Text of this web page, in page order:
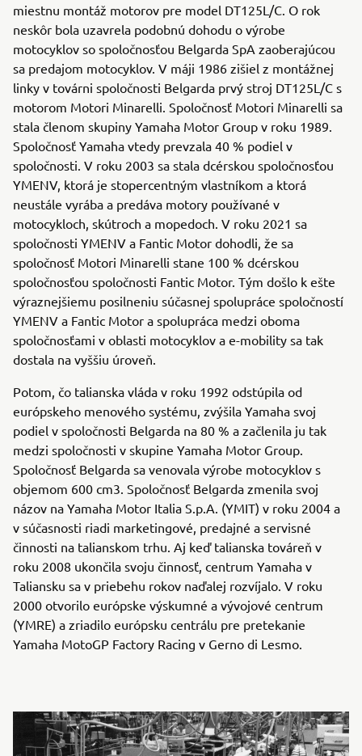
miestnu montáž motorov pre model DT125L/C. O rok
neskôr bola uzavrela podobnú dohodu o výrobe
motocyklov so spoločnosťou Belgarda SpA zaoberajúcou
sa predajom motocyklov. V máji 1986 zišiel z montážnej
linky v továrni spoločnosti Belgarda prvý stroj DT125L/C s
motorom Motori Minarelli. Spoločnosť Motori Minarelli sa
stala členom skupiny Yamaha Motor Group v roku 1989.
Spoločnosť Yamaha vtedy prevzala 40 % podiel v
spoločnosti. V roku 2003 sa stala dcérskou spoločnosťou
YMENV, ktorá je stopercentným vlastníkom a ktorá
neustále vyrába a predáva motory používané v
motocykloch, skútroch a mopedoch. V roku 2021 sa
spoločnosti YMENV a Fantic Motor dohodli, že sa
spoločnosť Motori Minarelli stane 100 % dcérskou
spoločnosťou spoločnosti Fantic Motor. Tým došlo k ešte
výraznejšiemu posilneniu súčasnej spolupráce spoločností
YMENV a Fantic Motor a spolupráca medzi oboma
spoločnosťami v oblasti motocyklov a e-mobility sa tak
dostala na vyššiu úroveň.
Potom, čo talianska vláda v roku 1992 odstúpila od
európskeho menového systému, zvýšila Yamaha svoj
podiel v spoločnosti Belgarda na 80 % a začlenila ju tak
medzi spoločnosti v skupine Yamaha Motor Group.
Spoločnosť Belgarda sa venovala výrobe motocyklov s
objemom 600 cm3. Spoločnosť Belgarda zmenila svoj
názov na Yamaha Motor Italia S.p.A. (YMIT) v roku 2004 a
v súčasnosti riadi marketingové, predajné a servisné
činnosti na talianskom trhu. Aj keď talianska továreň v
roku 2008 ukončila svoju činnosť, centrum Yamaha v
Taliansku sa v priebehu rokov naďalej rozvíjalo. V roku
2000 otvorilo európske výskumné a vývojové centrum
(YMRE) a zriadilo európsku centrálu pre pretekanie
Yamaha MotoGP Factory Racing v Gerno di Lesmo.